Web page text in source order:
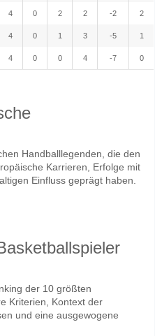
4 0 2 2 -2 2
4 0 1 3 -5 1
4 0 0 4 -7 0
Handballlegenden, die den
Karrieren, Erfolge mit
Einfluss geprägt haben.
der 10 größten
Kriterien, Kontext der
und eine ausgewogene